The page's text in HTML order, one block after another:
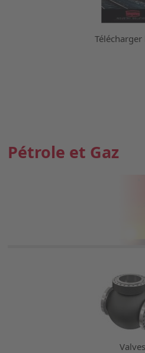
Télécharger
Pétrole et Gaz
Valves